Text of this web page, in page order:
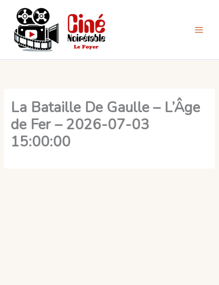
contenu
La Bataille De Gaulle – L’Âge
de Fer – 2026-07-03
15:00:00